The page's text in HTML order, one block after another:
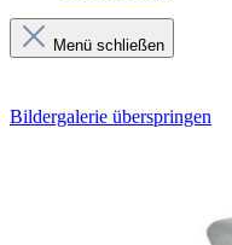
Menü schließen
Bildergalerie überspringen